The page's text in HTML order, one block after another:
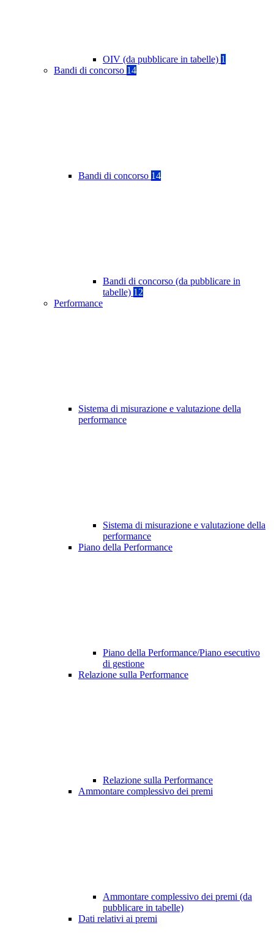
OIV (da pubblicare in tabelle) 1
Bandi di concorso 14
Bandi di concorso 14
Bandi di concorso (da pubblicare in
tabelle) 12
Performance
Sistema di misurazione e valutazione della
performance
Sistema di misurazione e valutazione della
performance
Piano della Performance
Piano della Performance/Piano esecutivo
di gestione
Relazione sulla Performance
Relazione sulla Performance
Ammontare complessivo dei premi
Ammontare complessivo dei premi (da
pubblicare in tabelle)
Dati relativi ai premi